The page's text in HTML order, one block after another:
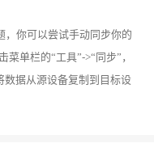
，你可以尝试手动同步你的
单栏的“工具”->“同步”，
数据从源设备复制到目标设